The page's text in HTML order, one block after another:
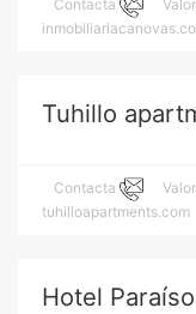
Contacta
Tuhillo
Contacta
tuhilloapartments.com
Hotel